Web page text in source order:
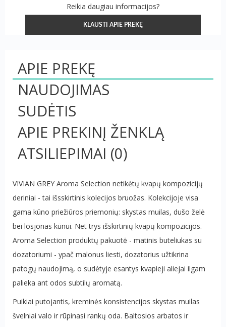
Reikia daugiau informacijos?
KLAUSTI APIE PREKĘ
APIE PREKĘ
NAUDOJIMAS
SUDĖTIS
APIE PREKINĮ ŽENKLĄ
ATSILIEPIMAI (0)
VIVIAN GREY Aroma Selection netikėtų kvapų kompozicijų
deriniai - tai išsskirtinis kolecijos bruožas. Kolekcijoje visa
gama kūno priežiūros priemonių: skystas muilas, dušo želė
bei losjonas kūnui. Net trys išskirtinių kvapų kompozicijos.
Aroma Selection produktų pakuotė - matinis buteliukas su
dozatoriumi - ypač malonus liesti, dozatorius užtikrina
patogų naudojimą, o sudėtyje esantys kvapieji aliejai ilgam
palieka ant odos subtilų aromatą.
Puikiai putojantis, kreminės konsistencijos skystas muilas
švelniai valo ir rūpinasi rankų oda. Baltosios arbatos ir